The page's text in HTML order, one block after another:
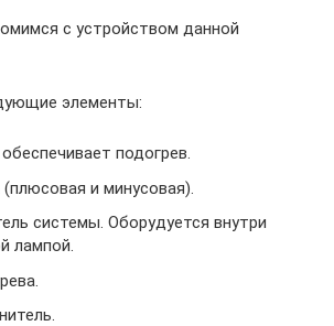
с устройством данной
элементы:
подогрев.
и минусовая).
системы. Оборудуется внутри
лампой.